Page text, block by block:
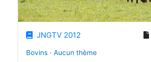
JNGTV 2012
Bovins · Aucun thème